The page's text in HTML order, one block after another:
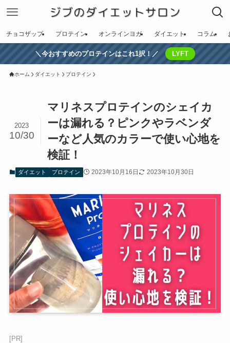
チョコザップ プロテイン オンラインヨガ ダイエット コラム
＼今おすすめのプロテインはこれ1択！／ LYFT
ホーム ダイエット プロテイン
マリネスプロテインのシェイカ
ーは漏れる？ピンクやラベンダ
ーなど人気のカラーで使い心地を
検証！
2023
10/30
ダイエット プロテイン 2023年10月16日 2023年10月30日
[PR]